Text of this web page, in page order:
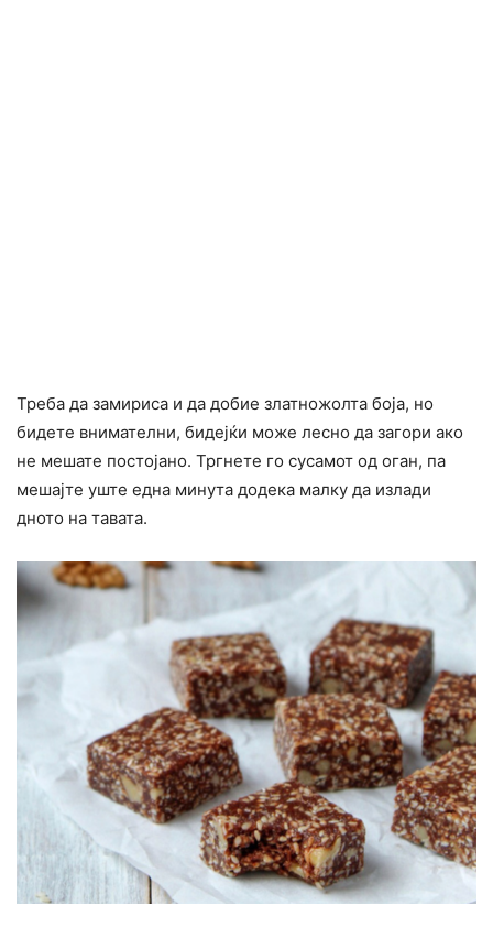
Треба да замириса и да добие златножолта боја, но
бидете внимателни, бидејќи може лесно да загори ако
не мешате постојано. Тргнете го сусамот од оган, па
мешајте уште една минута додека малку да излади
дното на тавата.